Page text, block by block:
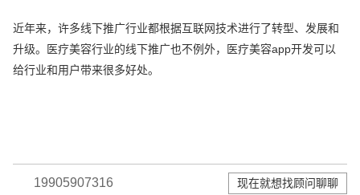
近年来，许多线下推广行业都根据互联网技术进行了转型、发展和
升级。医疗美容行业的线下推广也不例外，医疗美容app开发可以
给行业和用户带来很多好处。
19905907316 现在就想找顾问聊聊